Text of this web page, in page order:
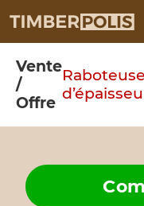
Vente
/
Offre
Raboteuse